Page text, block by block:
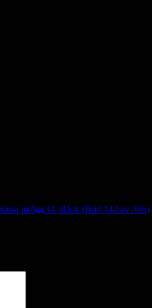
inlägg34. Bäck (Bild 142 av 365)